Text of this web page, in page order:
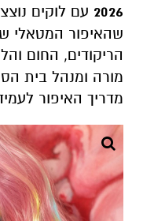
2026 עם לוקים
שהאיפור המטאלי
הריקודים, החום
מורה ומנהל בית
מדריך האיפור